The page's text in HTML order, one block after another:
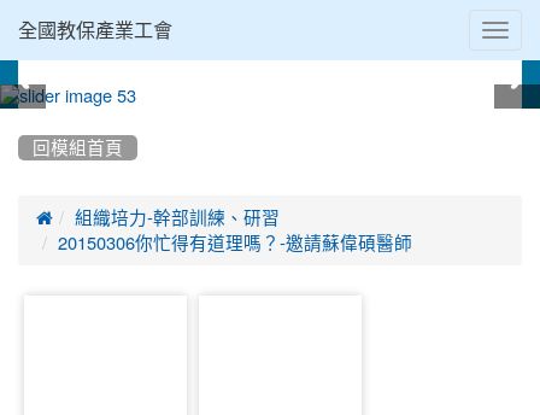
全國教保產業工會
回模組首頁

組織培力-幹部訓練、研習
20150306你忙得有道理嗎？-邀請蘇偉碩醫師